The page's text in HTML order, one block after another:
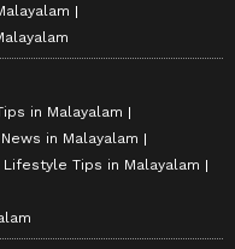
in Malayalam
in Malayalam
Lifestyle Tips in Malayalam